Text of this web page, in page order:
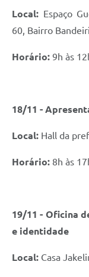
Local: Espaço
60, Bairro
Horário: 9h às
18/11 -
Local: Hall da
Horário: 8h às
19/11 - Oficina
e identidade
Local: Casa